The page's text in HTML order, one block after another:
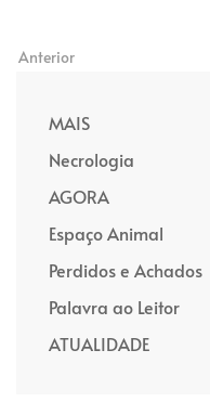
Anterior
MAIS
Necrologia
AGORA
Espaço Animal
Perdidos e Achados
Palavra ao Leitor
ATUALIDADE